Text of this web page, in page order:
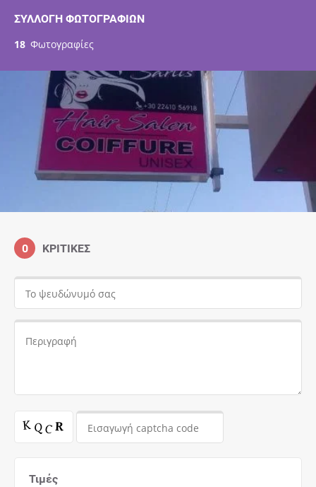
ΣΥΛΛΟΓΉ ΦΩΤΟΓΡΑΦΙΏΝ
18 Φωτογραφίες
0 ΚΡΙΤΙΚΈΣ
Τιμές